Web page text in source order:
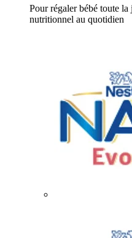
Pour régaler bébé toute
nutritionnel au quotidien